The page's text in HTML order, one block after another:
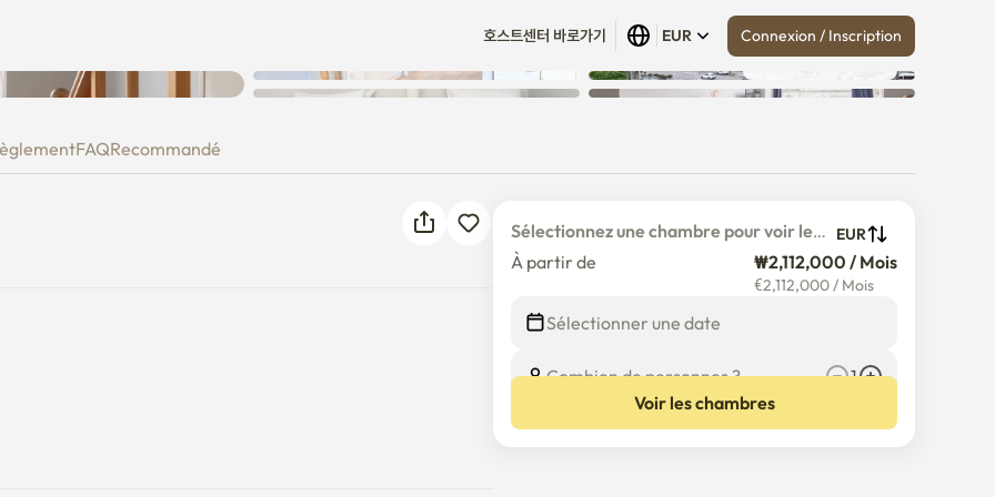
호스트센터 바로가기 EUR
Connexion / Inscription
Tout afficher (22)
FAQRecommandé
Sélectionnez une chambre pour voir le
prix détaillé
EUR
À partir de ₩2,112,000 / Mois
€2,112,000/ Mois
Sélectionner une date
Combien de personnes ?
1
Voir les chambres
survenue. Veuillez réessayer.